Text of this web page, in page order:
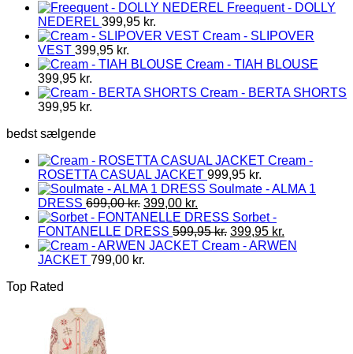
Freequent - DOLLY
NEDEREL 399,95 kr.
Cream - SLIPOVER
VEST 399,95 kr.
Cream - TIAH BLOUSE
399,95 kr.
Cream - BERTA SHORTS
399,95 kr.
bedst sælgende
Cream -
ROSETTA CASUAL JACKET 999,95 kr.
Soulmate - ALMA 1
DRESS 699,00kr. Den
oprindelige
pris
var:
399,00 kr.
aktuelle
pris
er:
Sorbet -
FONTANELLE DRESS 599,95kr. Den
oprindelige
399,95 kr.
aktuelle
Cream - ARWEN
JACKET 799,00 kr.
Top Rated